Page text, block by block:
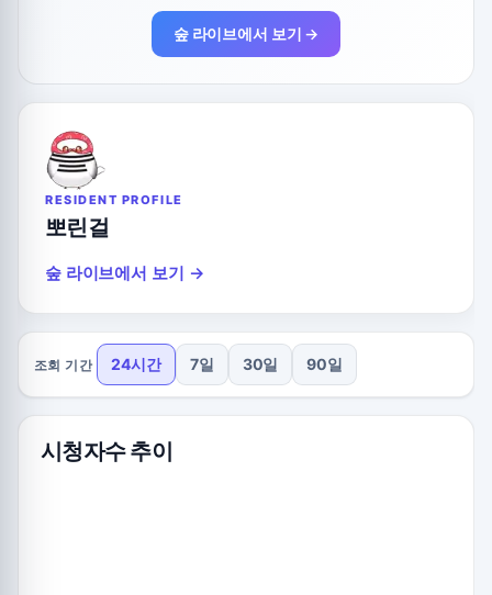
숲 라이브에서 보기 →
RESIDENT PROFILE
뽀린걸
숲 라이브에서 보기 →
조회 기간 24시간 7일 30일 90일
시청자수 추이